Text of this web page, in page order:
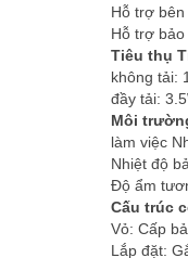
Hỗ trợ
Hỗ trợ
Tiêu thụ
không tải:
đầy tải:
Môi
làm việc
Nhiệt độ
Độ ẩm
Cấu trúc
Vỏ: Cấp
Lắp đặt: